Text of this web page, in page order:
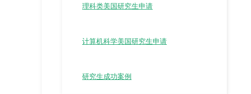
理科类美国研究生申请
计算机科学美国研究生申请
研究生成功案例